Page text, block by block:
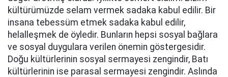
kültürümüzde selam vermek sadaka kabul edilir. Bir
insana tebessüm etmek sadaka kabul edilir,
helalleşmek de öyledir. Bunların hepsi sosyal bağlara
ve sosyal duygulara verilen önemin göstergesidir.
Doğu kültürlerinin sosyal sermayesi zengindir, Batı
kültürlerinin ise parasal sermayesi zengindir. Aslında